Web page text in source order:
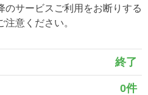
のサービスご利用をお断りする
意ください。
終了
0件